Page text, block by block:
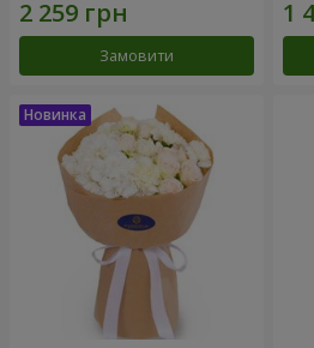
Замовити